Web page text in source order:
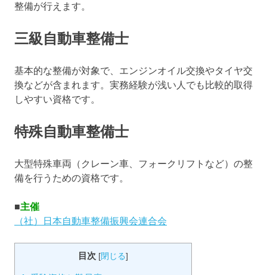
整備が行えます。
三級自動車整備士
基本的な整備が対象で、エンジンオイル交換やタイヤ交
換などが含まれます。実務経験が浅い人でも比較的取得
しやすい資格です。
特殊自動車整備士
大型特殊車両（クレーン車、フォークリフトなど）の整
備を行うための資格です。
■主催
（社）日本自動車整備振興会連合会
目次 [閉じる]